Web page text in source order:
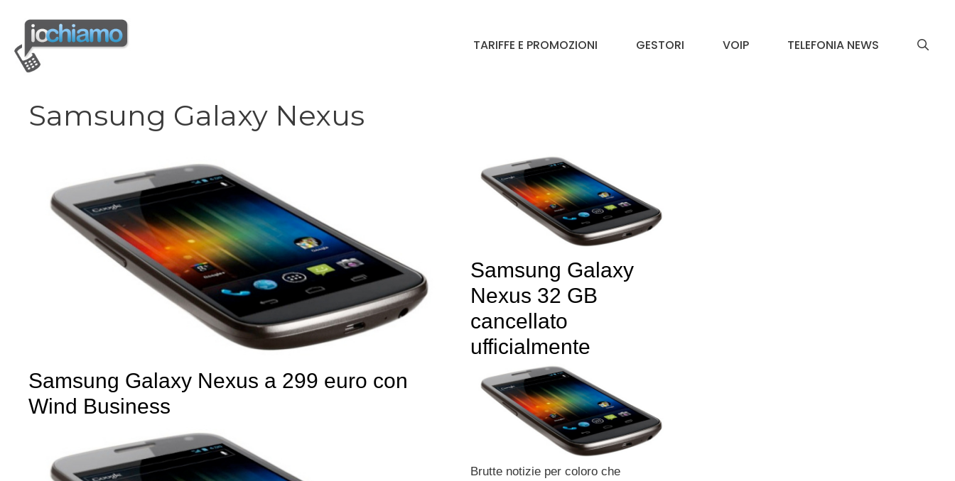
contenuto
TARIFFE E PROMOZIONI GESTORI VOIP TELEFONIA NEWS
Samsung Galaxy Nexus
Samsung Galaxy Nexus a 299 euro con
Wind Business
Samsung Galaxy
Nexus 32 GB
cancellato
ufficialmente
Brutte notizie per coloro che